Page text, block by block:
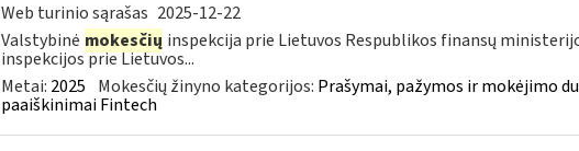
Web turinio sąrašas 2025-12-22
Valstybinė mokesčių inspekcija prie Lietuvos Respublikos finansų
inspekcijos prie Lietuvos...
Metai: 2025 Mokesčių žinyno kategorijos: Prašymai, pažymos ir mokėjimo
paaiškinimai Fintech